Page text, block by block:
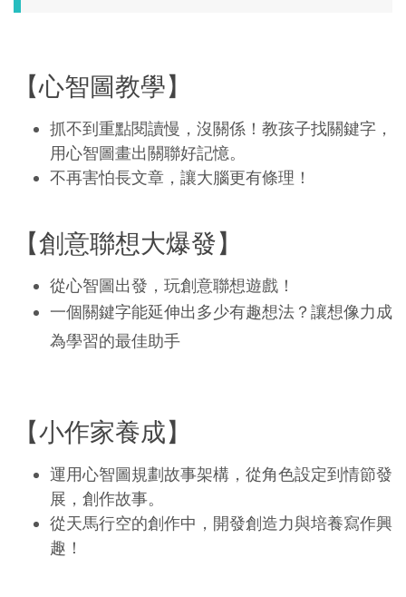
【心智圖教學】
抓不到重點閱讀慢，沒關係！教孩子找關鍵字，
用心智圖畫出關聯好記憶。
不再害怕長文章，讓大腦更有條理！
【創意聯想大爆發】
從心智圖出發，玩創意聯想遊戲！
一個關鍵字能延伸出多少有趣想法？讓想像力成
為學習的最佳助手
【小作家養成】
運用心智圖規劃故事架構，從角色設定到情節發
展，創作故事。
從天馬行空的創作中，開發創造力與培養寫作興
趣！